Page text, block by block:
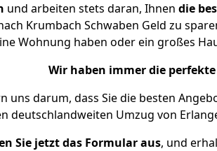
und arbeiten stets daran, Ihnen die
Krumbach Schwaben Geld zu
Wohnung haben oder ein großes
Wir haben immer die
uns darum, dass Sie die besten
deutschlandweiten Umzug von
Sie jetzt das Formular aus, und